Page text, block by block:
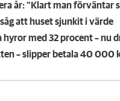
år: "Klart man förväntar
att huset sjunkit i värde
hyror med 32 procent – nu
– slipper betala 40 000